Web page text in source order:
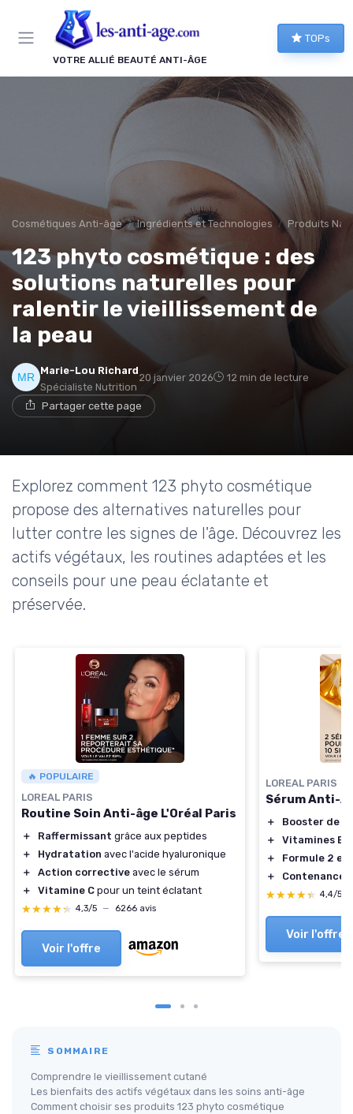
VOTRE ALLIÉ BEAUTÉ ANTI-ÂGE
TOPs
Cosmétiques Anti-âge Ingrédients et Technologies Produits
123 phyto cosmétique : des
solutions naturelles pour
ralentir le vieillissement de
la peau
Marie-Lou Richard
Spécialiste Nutrition
20 janvier 2026 12 min de lecture
Partager cette page
Explorez comment 123 phyto cosmétique
propose des alternatives naturelles pour
lutter contre les signes de l'âge. Découvrez les
actifs végétaux, les routines adaptées et les
conseils pour une peau éclatante et
préservée.
🔥 POPULAIRE
LOREAL PARIS
Routine Soin Anti-âge L'Oréal Paris
＋ Raffermissant grâce aux peptides
＋
Hydratation avec l'acide hyaluronique
＋
Action corrective avec le sérum
＋
Vitamine C pour un teint éclatant
★★★★★
★★★★★ 4,3/5 — 6266 avis
Voir l'offre
LOREAL PARIS
Sérum Anti-
＋
Booster de
＋
Vitamines B3
＋
Formule 2 en
＋
Contenance
★★★★★
★★★★★ 4,4/5
Voir l'offre
SOMMAIRE
Comprendre le vieillissement cutané
Les bienfaits des actifs végétaux dans les soins anti-âge
Comment choisir ses produits 123 phyto cosmétique
Panneau de gestion des cookies